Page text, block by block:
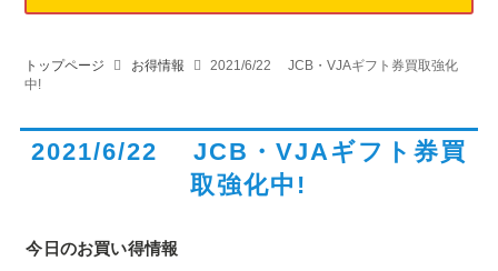
トップページ お得情報
2021/6/22 JCB・VJAギフト券買取強化
中!
2021/6/22 JCB・VJAギフト券買
取強化中!
今日のお買い得情報